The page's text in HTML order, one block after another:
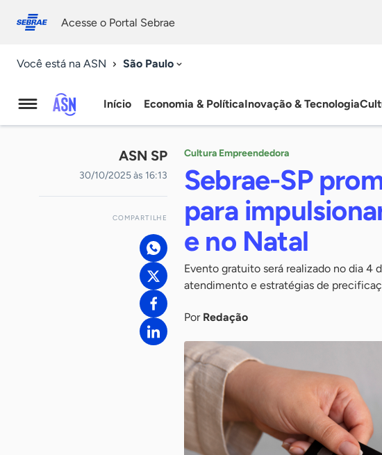
conosco
Acesse o Portal Sebrae
Você está na ASN São Paulo
Agência
Sebrae
Notícias
Início Economia & PolíticaInovação & Tecnologia
ASN SP
30/10/2025 às 16:13
COMPARTILHE
Cultura Empreendedora
Sebrae-SP
para
e no Natal
Evento gratuito será realizado no dia 4
atendimento e estratégias de
Por Redação